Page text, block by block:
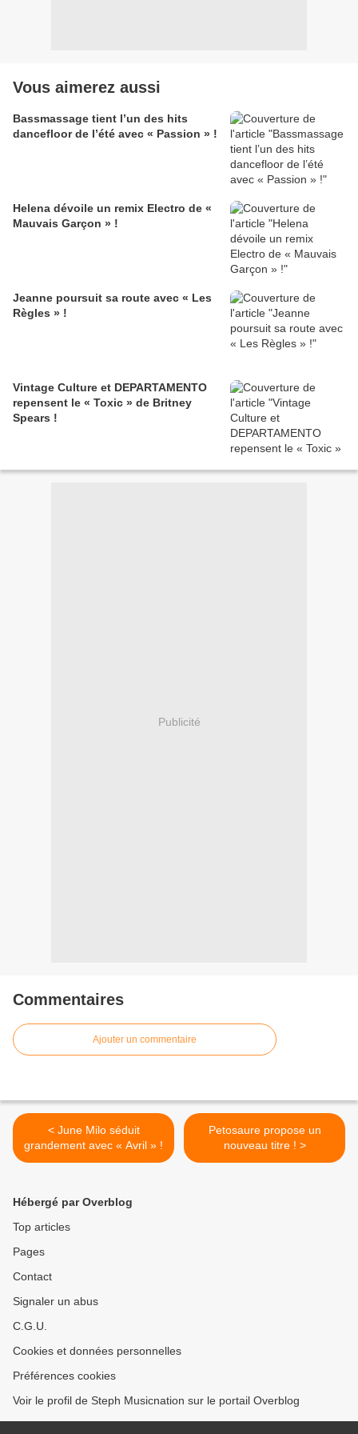
Vous aimerez aussi
Bassmassage tient l’un des hits
dancefloor de l’été avec « Passion » !
Helena dévoile un remix Electro de «
Mauvais Garçon » !
Jeanne poursuit sa route avec « Les
Règles » !
Vintage Culture et DEPARTAMENTO
repensent le « Toxic » de Britney
Spears !
Publicité
Commentaires
Ajouter un commentaire
< June Milo séduit
grandement avec « Avril » !
Petosaure propose un
nouveau titre ! >
Hébergé par Overblog
Top articles
Pages
Contact
Signaler un abus
C.G.U.
Cookies et données personnelles
Préférences cookies
Voir le profil de Steph Musicnation sur le portail Overblog